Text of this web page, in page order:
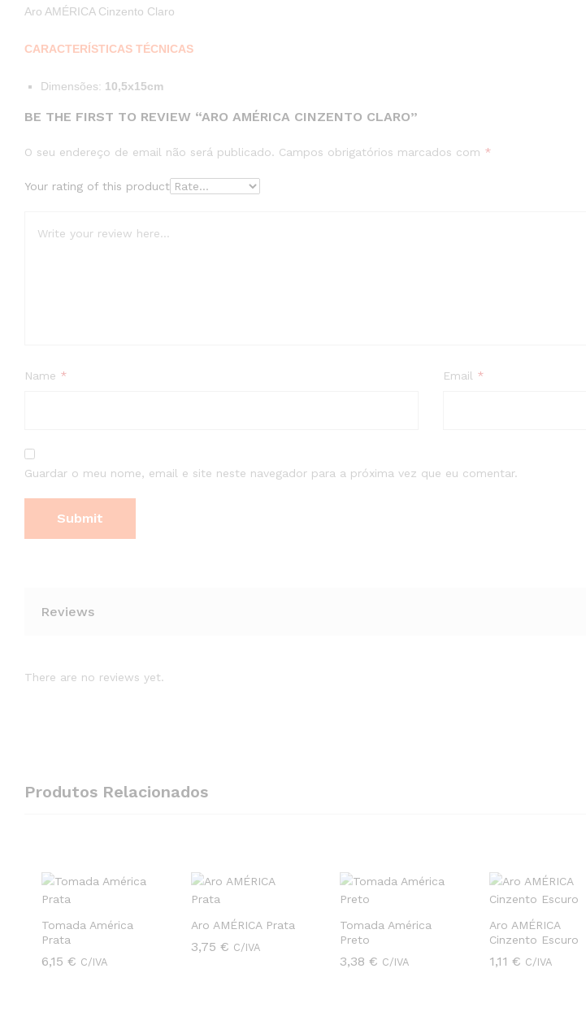
Aro AMÉRICA Cinzento Claro
CARACTERÍSTICAS TÉCNICAS
Dimensões: 10,5x15cm
BE THE FIRST TO REVIEW “ARO AMÉRICA CINZENTO CLARO”
O seu endereço de email não será publicado. Campos obrigatórios marcados com *
Your rating of this product
Name * Email *
Guardar o meu nome, email e site neste navegador para a próxima vez que eu comentar.
Reviews
There are no reviews yet.
Produtos Relacionados
Tomada América
Prata
6,15 € C/IVA
6,15 €
Aro AMÉRICA Prata
3,75 € C/IVA
3,75 €
Tomada América
Preto
3,38€ C/IVA
3,38€
Aro AMÉRICA
Cinzento Escuro
1,11€ C/IVA
1,11€